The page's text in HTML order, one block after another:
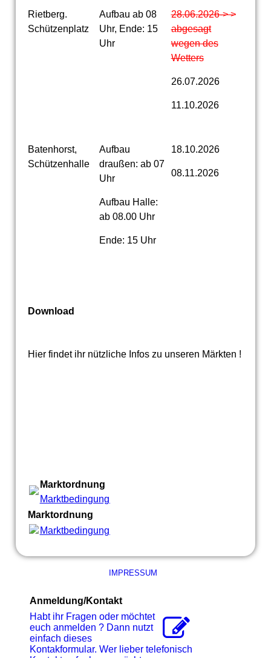
Rietberg.
Schützenplatz
Aufbau ab 08
Uhr, Ende: 15
Uhr
28.06.2026-> >
abgesagt
wegen des
Wetters
26.07.2026
11.10.2026
Batenhorst,
Schützenhalle
Aufbau
draußen: ab 07
Uhr
Aufbau Halle:
ab 08.00 Uhr
Ende: 15 Uhr
18.10.2026
08.11.2026
Download
Hier findet ihr nützliche Infos zu unseren Märkten !
Marktordnung
Marktbedingung.pdf
Marktordnung
Marktbedingung.pdf
IMPRESSUM
Anmeldung/Kontakt
Habt ihr Fragen oder möchtet
euch anmelden ? Dann nutzt
einfach dieses
Kontakformular. Wer lieber telefonisch